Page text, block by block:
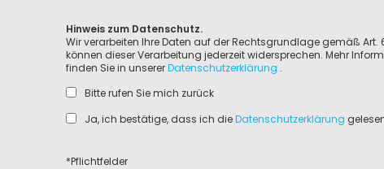
Hinweis zum Datenschutz.
Wir verarbeiten Ihre Daten auf der Rechtsgrundlage gemäß Art. 6
können dieser Verarbeitung jederzeit widersprechen. Mehr
finden Sie in unsererDatenschutzerklärung .
Bitte rufen Sie mich zurück
Ja, ich bestätige, dass ich dieDatenschutzerklärung
*Pflichtfelder